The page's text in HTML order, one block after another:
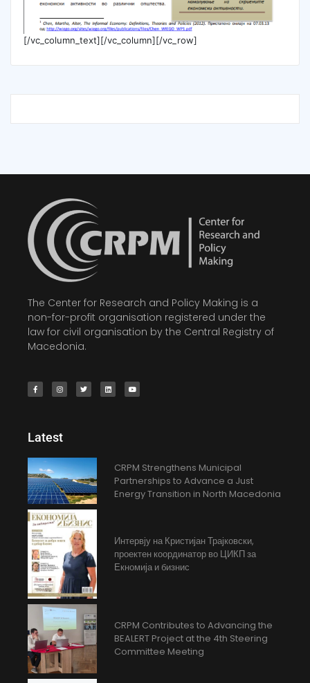
[/vc_column_text][/vc_column][/vc_row]
The Center for Research and Policy Making is a
non-for-profit organisation registered under the
law for civil organisation by the Central Registry of
Macedonia.
Latest
CRPM Strengthens Municipal
Partnerships to Advance a Just
Energy Transition in North Macedonia
Интервју на Кристијан Трајковски,
проектен координатор во ЦИКП за
Екномија и бизнис
CRPM Contributes to Advancing the
BEALERT Project at the 4th Steering
Committee Meeting